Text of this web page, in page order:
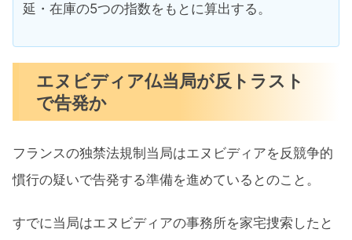
延・在庫の5つの指数をもとに算出する。
エヌビディア仏当局が反トラスト
で告発か
フランスの独禁法規制当局はエヌビディアを反競争的
慣行の疑いで告発する準備を進めているとのこと。
すでに当局はエヌビディアの事務所を家宅捜索したと